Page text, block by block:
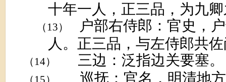
十年一人，正三品，为九
（13）
户部右侍郎：官史，
人。正三品，与左侍郎共
（14） 三边：泛指边关要塞。
巡抚：官名，明清地